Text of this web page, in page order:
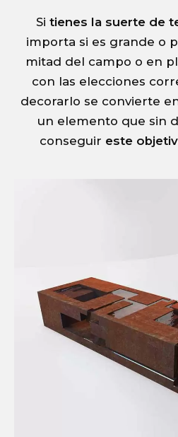
Si tienes la suerte de
importa si es grande o
mitad del campo o en
con las elecciones
decorarlo se convierte
un elemento que sin
conseguir este